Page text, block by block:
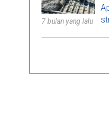
7 bulan yang lalu